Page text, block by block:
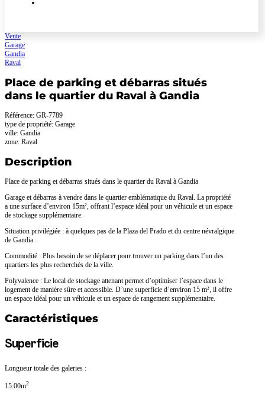
Vente
Garage
Gandia
Raval
Place de parking et débarras situés
dans le quartier du Raval à Gandia
Référence: GR-7789
type de propriété: Garage
ville: Gandia
zone: Raval
Description
Place de parking et débarras situés dans le quartier du Raval à Gandia
Garage et débarras à vendre dans le quartier emblématique du Raval. La propriété
a une surface d’environ 15m², offrant l’espace idéal pour un véhicule et un espace
de stockage supplémentaire.
Situation privilégiée : à quelques pas de la Plaza del Prado et du centre névralgique
de Gandia.
Commodité : Plus besoin de se déplacer pour trouver un parking dans l’un des
quartiers les plus recherchés de la ville.
Polyvalence : Le local de stockage attenant permet d’optimiser l’espace dans le
logement de manière sûre et accessible. D’une superficie d’environ 15 m², il offre
un espace idéal pour un véhicule et un espace de rangement supplémentaire.
Caractéristiques
Superficie
Longueur totale des galeries :
15.00m2